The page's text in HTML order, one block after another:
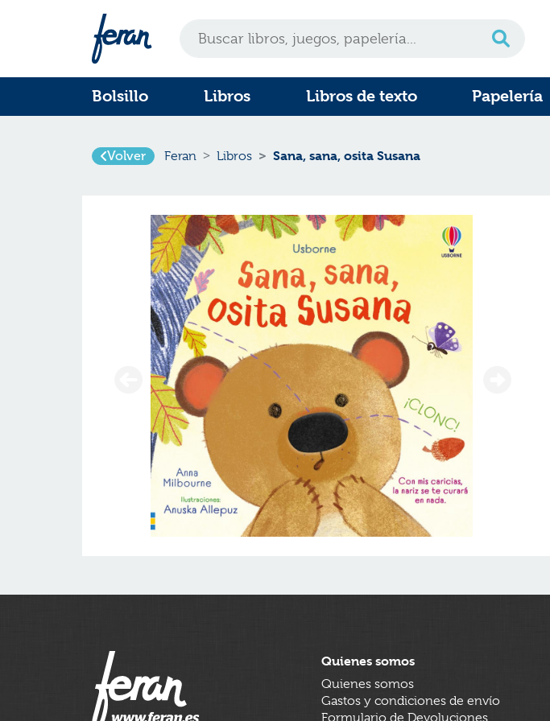
Bolsillo Libros Libros de texto Papelería
Volver Feran Libros Sana, sana, osita Susana
Quienes somos
Quienes somos
Gastos y condiciones de envío
Formulario de Devoluciones